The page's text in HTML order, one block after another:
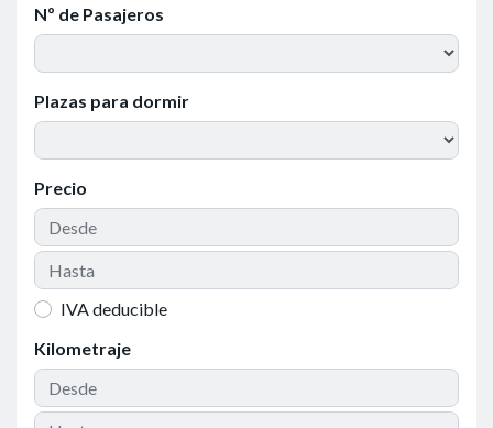
Nº de Pasajeros
Plazas para dormir
Precio
IVA deducible
Kilometraje